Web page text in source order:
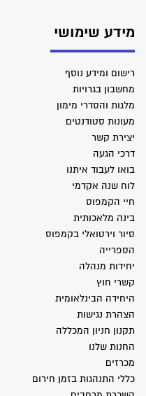
מידע שימושי
רישום ומידע נוסף
מחשבון בגרויות
מלגות והסדרי מימון
מעונות סטודנטים
יצירת קשר
דרכי הגעה
בואו לעבוד איתנו
לוח שנה אקדמי
חיי הקמפוס
בינה מלאכותית
סיור וירטואלי בקמפוס
הספרייה
יחידות מנהלה
קשרי חוץ
היחידה הבינלאומית
הצהרת נגישות
תקנון חניון המכללה
החנות שלנו
מכרזים
כללי התנהגות בזמן חירום